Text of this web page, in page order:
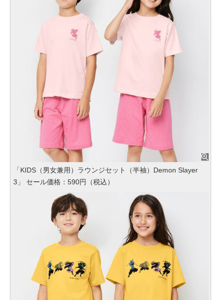
「KIDS（男女兼用）ラウンジセット（半袖）Demon Slayer
3」 セール価格：590円（税込）